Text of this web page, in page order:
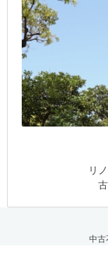
リ
中古